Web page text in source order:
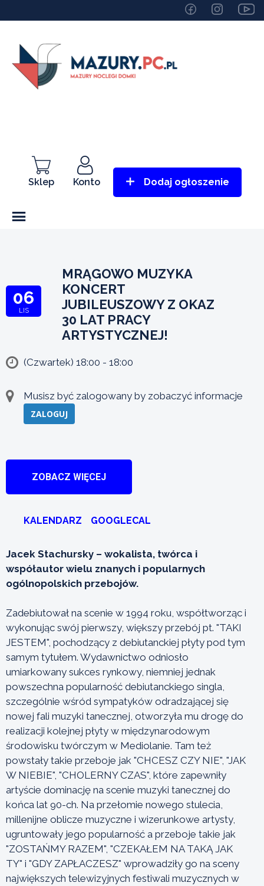
Sklep Konto Dodaj ogłoszenie
06
LIS
MRĄGOWO MUZYKA
KONCERT
JUBILEUSZOWY Z OKAZ
30 LAT PRACY
ARTYSTYCZNEJ!
(Czwartek) 18:00 - 18:00
Musisz być zalogowany by zobaczyć informacje
ZALOGUJ
ZOBACZ WIĘCEJ
KALENDARZ GOOGLECAL
Jacek Stachursky – wokalista, twórca i
współautor wielu znanych i popularnych
ogólnopolskich przebojów.
Zadebiutował na scenie w 1994 roku, współtworząc i
wykonując swój pierwszy, większy przebój pt. "TAKI
JESTEM", pochodzący z debiutanckiej płyty pod tym
samym tytułem. Wydawnictwo odniosło
umiarkowany sukces rynkowy, niemniej jednak
powszechna popularność debiutanckiego singla,
szczególnie wśród sympatyków odradzającej się
nowej fali muzyki tanecznej, otworzyła mu drogę do
realizacji kolejnej płyty w międzynarodowym
środowisku twórczym w Mediolanie. Tam też
powstały takie przeboje jak "CHCESZ CZY NIE", "JAK
W NIEBIE", "CHOLERNY CZAS", które zapewniły
artyście dominację na scenie muzyki tanecznej do
końca lat 90-ch. Na przełomie nowego stulecia,
millenijne oblicze muzyczne i wizerunkowe artysty,
ugruntowały jego popularność a przeboje takie jak
"ZOSTAŃMY RAZEM", "CZEKAŁEM NA TAKĄ JAK
TY" i "GDY ZAPŁACZESZ" wprowadziły go na sceny
największych telewizyjnych festiwali muzycznych w